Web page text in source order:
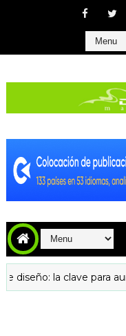
la clave para aumentar